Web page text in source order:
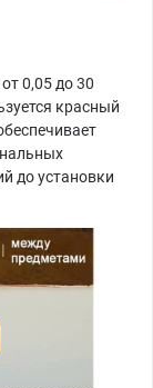
0,05 до 30
красный
до установки